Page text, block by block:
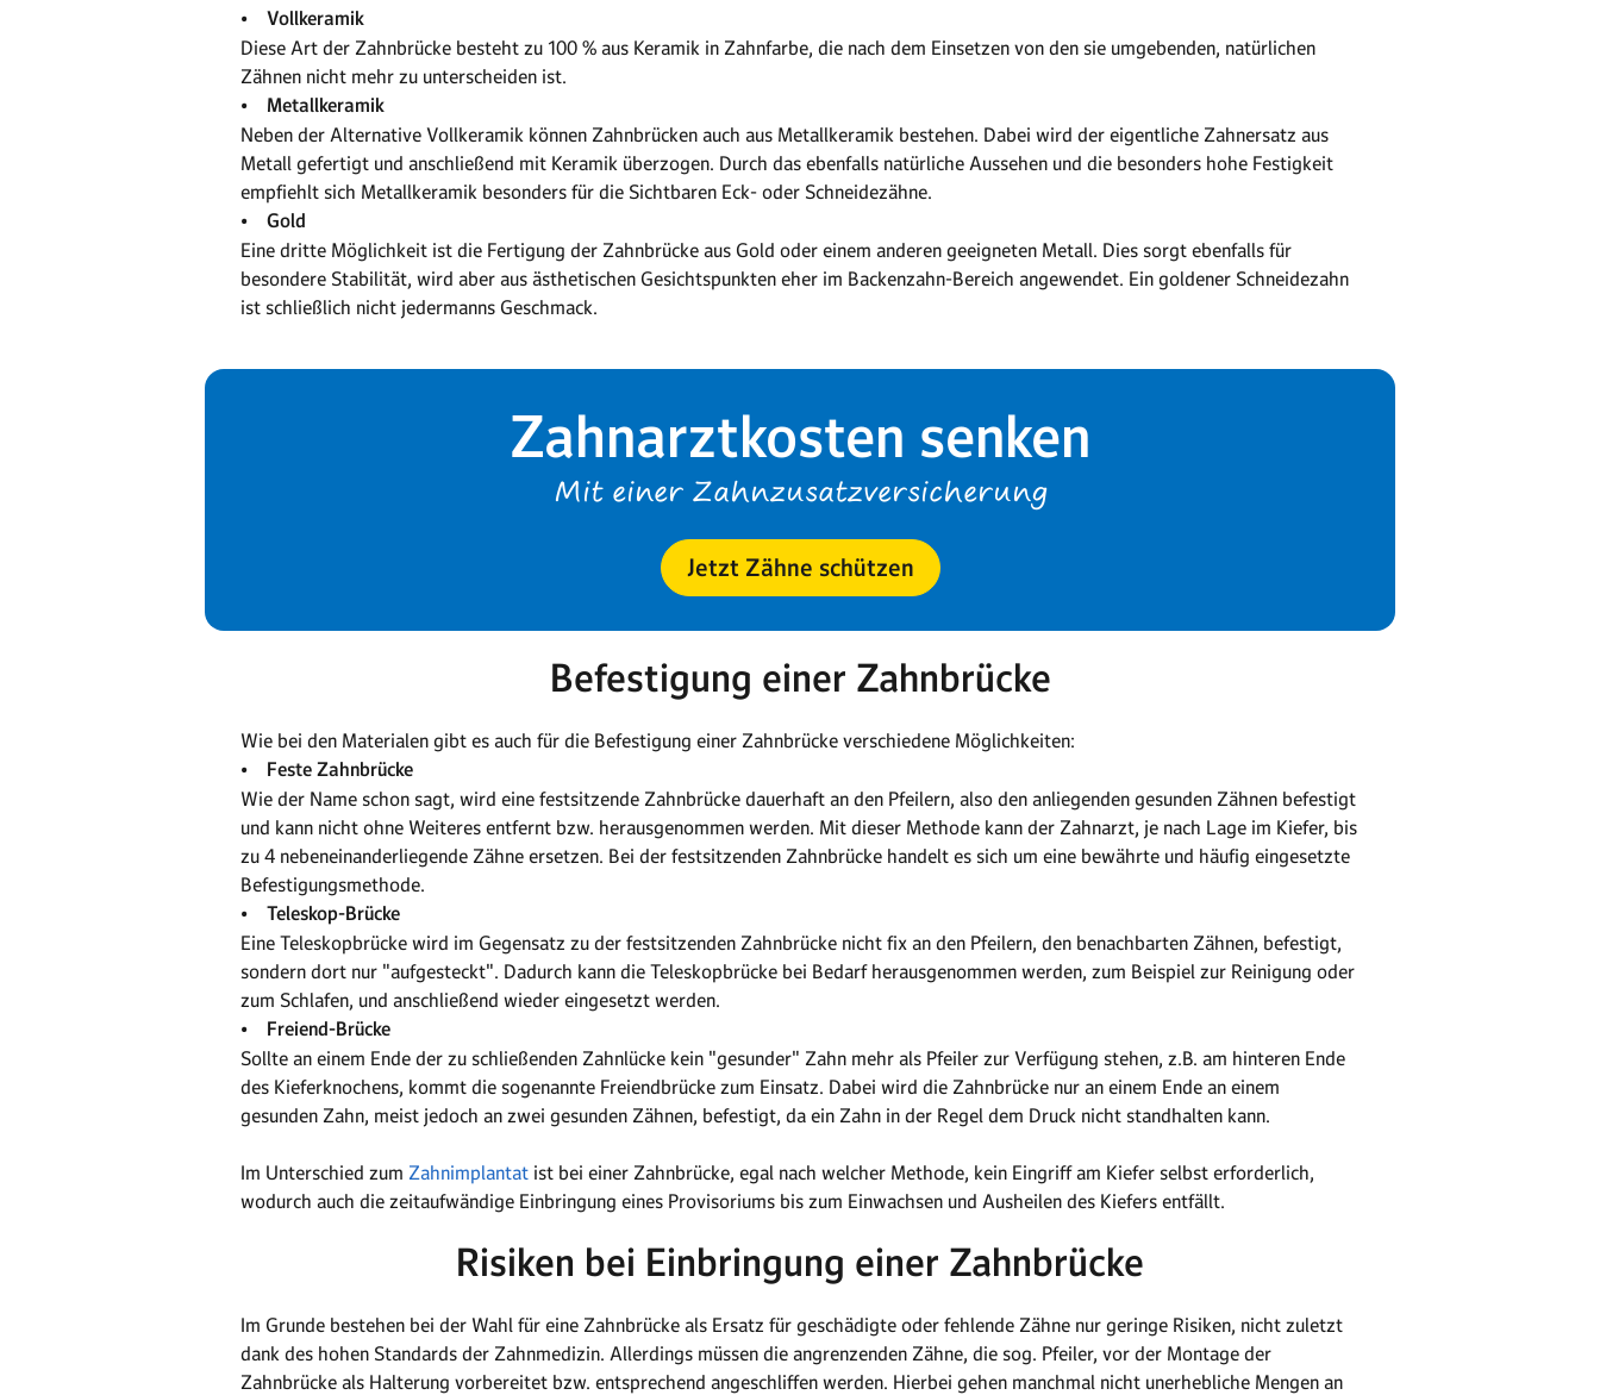
• Vollkeramik
Diese Art der Zahnbrücke besteht zu 100 % aus Keramik in Zahnfarbe, die nach dem Einsetzen von den sie umgebenden, natürlichen
Zähnen nicht mehr zu unterscheiden ist.
• Metallkeramik
Neben der Alternative Vollkeramik können Zahnbrücken auch aus Metallkeramik bestehen. Dabei wird der eigentliche Zahnersatz aus
Metall gefertigt und anschließend mit Keramik überzogen. Durch das ebenfalls natürliche Aussehen und die besonders hohe Festigkeit
empfiehlt sich Metallkeramik besonders für die Sichtbaren Eck- oder Schneidezähne.
• Gold
Eine dritte Möglichkeit ist die Fertigung der Zahnbrücke aus Gold oder einem anderen geeigneten Metall. Dies sorgt ebenfalls für
besondere Stabilität, wird aber aus ästhetischen Gesichtspunkten eher im Backenzahn-Bereich angewendet. Ein goldener Schneidezahn
ist schließlich nicht jedermanns Geschmack.
Zahnarztkosten senken
Mit einer Zahnzusatzversicherung
Jetzt Zähne schützen
Befestigung einer Zahnbrücke
Wie bei den Materialen gibt es auch für die Befestigung einer Zahnbrücke verschiedene Möglichkeiten:
• Feste Zahnbrücke
Wie der Name schon sagt, wird eine festsitzende Zahnbrücke dauerhaft an den Pfeilern, also den anliegenden gesunden Zähnen befestigt
und kann nicht ohne Weiteres entfernt bzw. herausgenommen werden. Mit dieser Methode kann der Zahnarzt, je nach Lage im Kiefer, bis
zu 4 nebeneinanderliegende Zähne ersetzen. Bei der festsitzenden Zahnbrücke handelt es sich um eine bewährte und häufig eingesetzte
Befestigungsmethode.
• Teleskop-Brücke
Eine Teleskopbrücke wird im Gegensatz zu der festsitzenden Zahnbrücke nicht fix an den Pfeilern, den benachbarten Zähnen, befestigt,
sondern dort nur "aufgesteckt". Dadurch kann die Teleskopbrücke bei Bedarf herausgenommen werden, zum Beispiel zur Reinigung oder
zum Schlafen, und anschließend wieder eingesetzt werden.
• Freiend-Brücke
Sollte an einem Ende der zu schließenden Zahnlücke kein "gesunder" Zahn mehr als Pfeiler zur Verfügung stehen, z.B. am hinteren Ende
des Kieferknochens, kommt die sogenannte Freiendbrücke zum Einsatz. Dabei wird die Zahnbrücke nur an einem Ende an einem
gesunden Zahn, meist jedoch an zwei gesunden Zähnen, befestigt, da ein Zahn in der Regel dem Druck nicht standhalten kann.
Im Unterschied zum Zahnimplantat ist bei einer Zahnbrücke, egal nach welcher Methode, kein Eingriff am Kiefer selbst erforderlich,
wodurch auch die zeitaufwändige Einbringung eines Provisoriums bis zum Einwachsen und Ausheilen des Kiefers entfällt.
Risiken bei Einbringung einer Zahnbrücke
Im Grunde bestehen bei der Wahl für eine Zahnbrücke als Ersatz für geschädigte oder fehlende Zähne nur geringe Risiken, nicht zuletzt
dank des hohen Standards der Zahnmedizin. Allerdings müssen die angrenzenden Zähne, die sog. Pfeiler, vor der Montage der
Zahnbrücke als Halterung vorbereitet bzw. entsprechend angeschliffen werden. Hierbei gehen manchmal nicht unerhebliche Mengen an